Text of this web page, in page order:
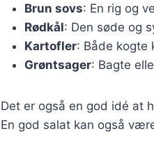
Brun sovs: En rig og
Rødkål: Den søde og
Kartofler: Både kogte
Grøntsager: Bagte
Det er også en god idé at
En god salat kan også